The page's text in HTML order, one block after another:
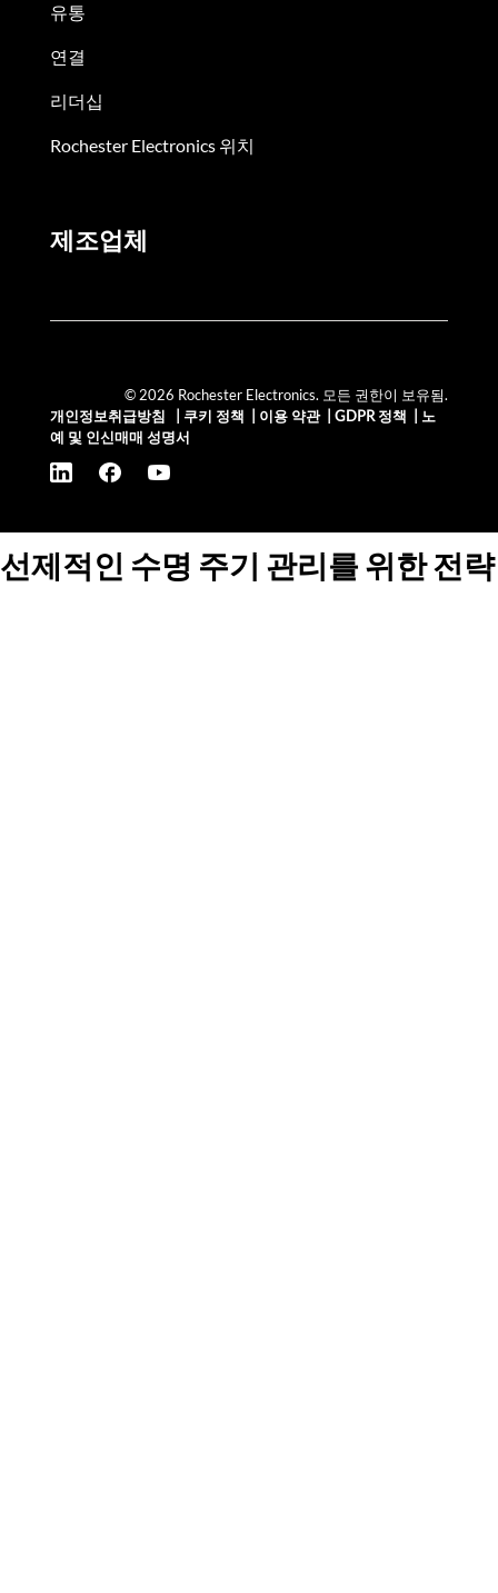
유통
연결
리더십
Rochester Electronics 위치
제조업체
© 2026 Rochester Electronics. 모든 권한이 보유됨.
개인정보취급방침
쿠키 정책 이용 약관| GDPR 정책
노
예 및 인신매매 성명서
선제적인 수명 주기 관리를 위한 전략